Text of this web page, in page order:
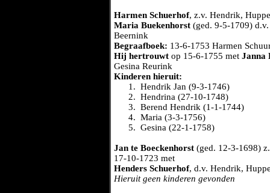
Harmen Schuerhof, z.v. Hendrik,
Maria Buekenhorst (ged. 9-5-1709)
Beernink
Begraafboek: 13-6-1753 Harmen
Hij hertrouwt op 15-6-1755 met Janna
Gesina Reurink
Kinderen hieruit:
1. Hendrik Jan (9-3-1746)
2. Hendrina (27-10-1748)
3. Berend Hendrik (1-1-1744)
4. Maria (3-3-1756)
5. Gesina (22-1-1758)
Jan te Boeckenhorst (ged. 12-3-1698)
17-10-1723 met
Henders Schuerhof, d.v. Hendrik,
Hieruit geen kinderen gevonden